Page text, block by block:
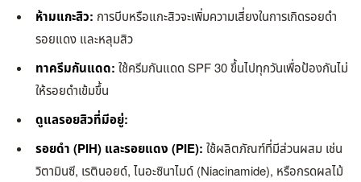
ห้ามแกะสิว: การบีบหรือแกะสิวจะเพิ่มความเสี่ยงในการเกิดรอยดำ
รอยแดง และหลุมสิว
ทาครีมกันแดด: ใช้ครีมกันแดด SPF 30 ขึ้นไปทุกวันเพื่อป้องกันไม่
ให้รอยดำเข้มขึ้น
ดูแลรอยสิวที่มีอยู่:
รอยดำ (PIH) และรอยแดง (PIE): ใช้ผลิตภัณฑ์ที่มีส่วนผสม เช่น
วิตามินซี, เรตินอยด์, ไนอะซินาไมด์ (Niacinamide), หรือกรดผลไม้